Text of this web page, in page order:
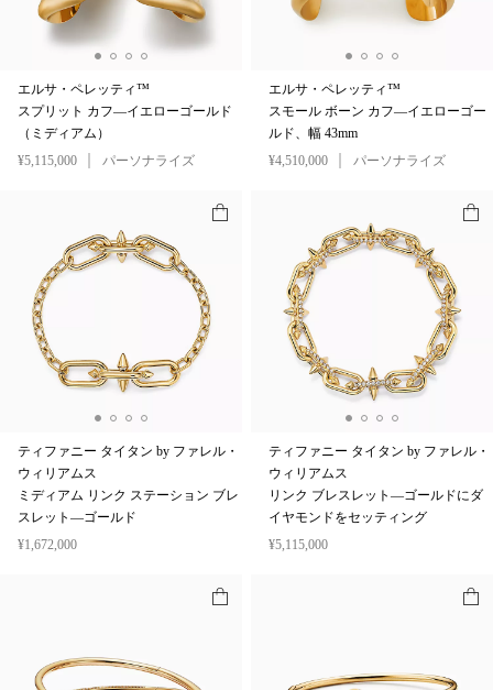
エルサ・ペレッティ™
スプリット カフ—イエローゴールド
（ミディアム）
¥5,115,000
パーソナライズ
エルサ・ペレッティ™
スモール ボーン カフ—イエローゴー
ルド、幅 43mm
¥4,510,000
パーソナライズ
ティファニー タイタン by ファレル・
ウィリアムス
ミディアム リンク ステーション ブレ
スレット—ゴールド
¥1,672,000
ティファニー タイタン by ファレル・
ウィリアムス
リンク ブレスレット—ゴールドにダ
イヤモンドをセッティング
¥5,115,000